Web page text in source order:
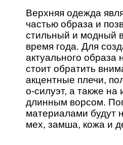
Верхняя одежда
частью образа и
стильный и модный
время года. Для
актуального образа
стоит обратить
акцентные плечи,
о-силуэт, а также на
длинным ворсом.
материалами будут
мех, замша, кожа и